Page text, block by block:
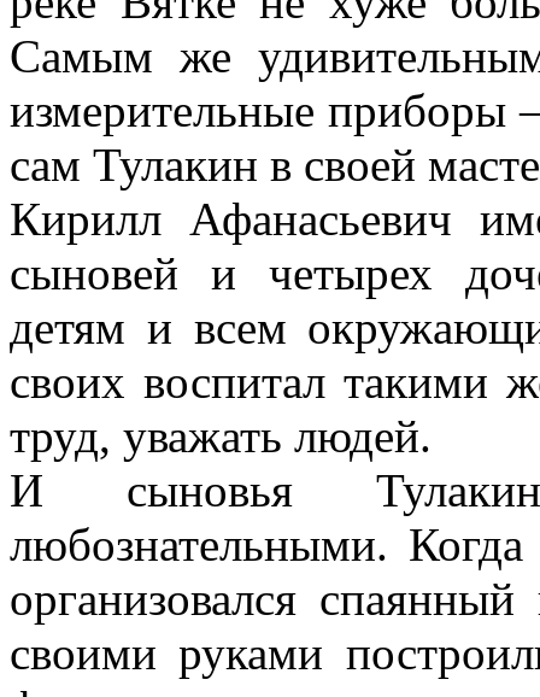
Самым же
измерительные приборы
сам Тулакин в своей
Кирилл Афанасьевич
сыновей и четырех
детям и всем
своих воспитал такими
труд, уважать людей.
И сыновья
любознательными.
организовался
своими руками